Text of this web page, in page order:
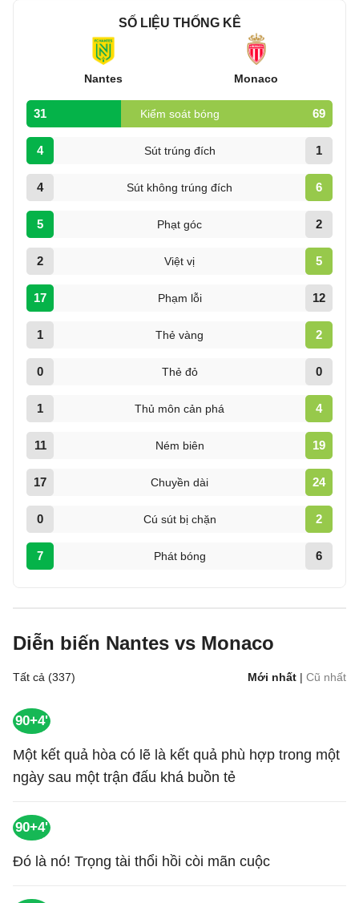
SỐ LIỆU THỐNG KÊ
Nantes Monaco
31 Kiểm soát bóng 69
4 Sút trúng đích 1
4 Sút không trúng đích 6
5 Phạt góc 2
2 Việt vị 5
17 Phạm lỗi 12
1 Thẻ vàng 2
0 Thẻ đỏ 0
1 Thủ môn cản phá 4
11 Ném biên 19
17 Chuyền dài 24
0 Cú sút bị chặn 2
7 Phát bóng 6
Diễn biến Nantes vs Monaco
Tất cả (337) Mới nhất | Cũ nhất
90+4'
Một kết quả hòa có lẽ là kết quả phù hợp trong một
ngày sau một trận đấu khá buồn tẻ
90+4'
Đó là nó! Trọng tài thổi hồi còi mãn cuộc